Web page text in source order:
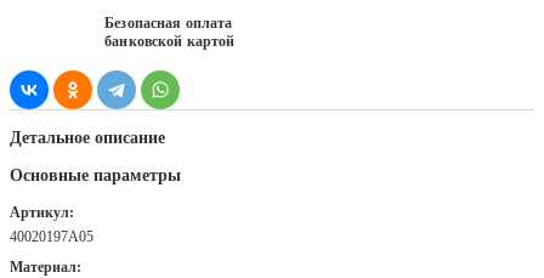
Безопасная оплата
банковской картой
Детальное описание
Основные параметры
Артикул:
40020197А05
Материал: